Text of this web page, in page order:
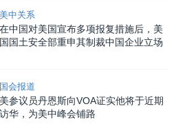
美中关系
在中国对美国宣布多项报复措施后，美
国国土安全部重申其制裁中国企业立场
国会报道
美参议员丹恩斯向VOA证实他将于近期
访华，为美中峰会铺路